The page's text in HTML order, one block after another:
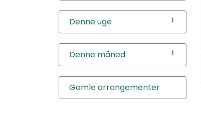
Denne uge 1
Denne måned 1
Gamle arrangementer